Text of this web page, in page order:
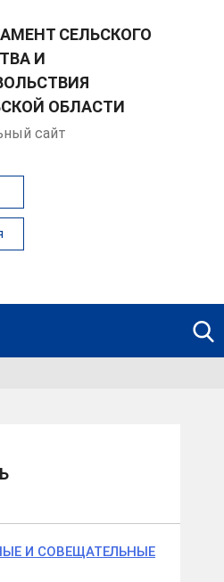
СЕЛЬСКОГО
И
ОБЛАСТИ
сайт
И СОВЕЩАТЕЛЬНЫЕ